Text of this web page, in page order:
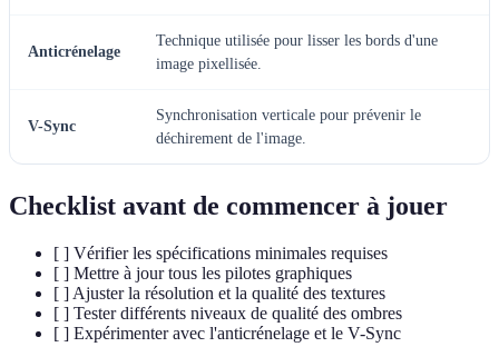
Anticrénelage
Technique utilisée pour lisser les bords d'une
image pixellisée.
V-Sync
Synchronisation verticale pour prévenir le
déchirement de l'image.
Checklist avant de commencer à jouer
[ ] Vérifier les spécifications minimales requises
[ ] Mettre à jour tous les pilotes graphiques
[ ] Ajuster la résolution et la qualité des textures
[ ] Tester différents niveaux de qualité des ombres
[ ] Expérimenter avec l'anticrénelage et le V-Sync